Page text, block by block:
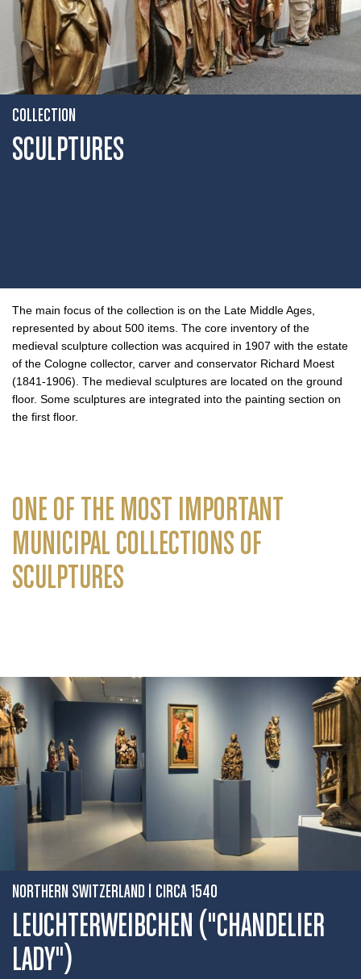
COLLECTION
SCULPTURES
The main focus of the collection is on the Late Middle Ages,
represented by about 500 items. The core inventory of the
medieval sculpture collection was acquired in 1907 with the estate
of the Cologne collector, carver and conservator Richard Moest
(1841-1906). The medieval sculptures are located on the ground
floor. Some sculptures are integrated into the painting section on
the first floor.
ONE OF THE MOST IMPORTANT
MUNICIPAL COLLECTIONS OF
SCULPTURES
NORTHERN SWITZERLAND | CIRCA 1540
LEUCHTERWEIBCHEN ("CHANDELIER
LADY")